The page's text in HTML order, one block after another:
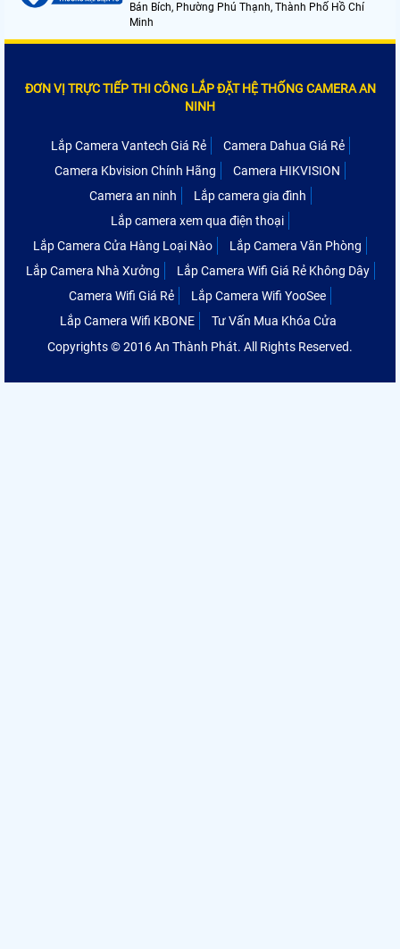
Bán Bích, Phường Phú Thạnh, Thành Phố Hồ Chí
Minh
ĐƠN VỊ TRỰC TIẾP THI CÔNG LẮP ĐẶT HỆ THỐNG CAMERA AN
NINH
Lắp Camera Vantech Giá Rẻ
Camera Dahua Giá Rẻ
Camera Kbvision Chính Hãng
Camera HIKVISION
Camera an ninh
Lắp camera gia đình
Lắp camera xem qua điện thoại
Lắp Camera Cửa Hàng Loại Nào
Lắp Camera Văn Phòng
Lắp Camera Nhà Xưởng
Lắp Camera Wifi Giá Rẻ Không Dây
Camera Wifi Giá Rẻ
Lắp Camera Wifi YooSee
Lắp Camera Wifi KBONE
Tư Vấn Mua Khóa Cửa
Copyrights © 2016 An Thành Phát. All Rights Reserved.